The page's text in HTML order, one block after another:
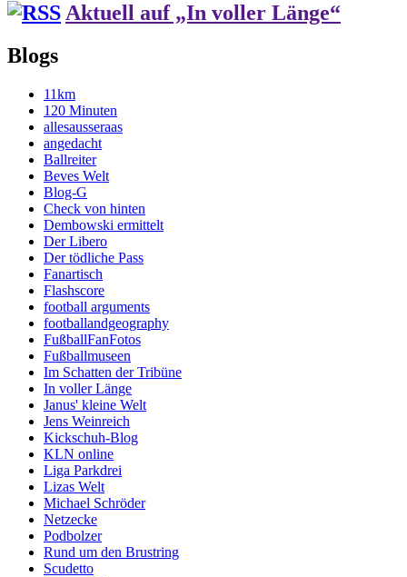
Aktuell auf „In voller Länge“
Blogs
11km
120 Minuten
allesausseraas
angedacht
Ballreiter
Beves Welt
Blog-G
Check von hinten
Dembowski ermittelt
Der Libero
Der tödliche Pass
Fanartisch
Flashscore
football arguments
footballandgeography
FußballFanFotos
Fußballmuseen
Im Schatten der Tribüne
In voller Länge
Janus' kleine Welt
Jens Weinreich
Kickschuh-Blog
KLN online
Liga Parkdrei
Lizas Welt
Michael Schröder
Netzecke
Podbolzer
Rund um den Brustring
Scudetto